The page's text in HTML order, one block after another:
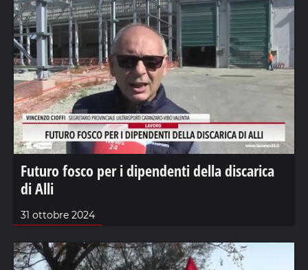
Futuro fosco per i dipendenti della discarica
di Alli
31 ottobre 2024